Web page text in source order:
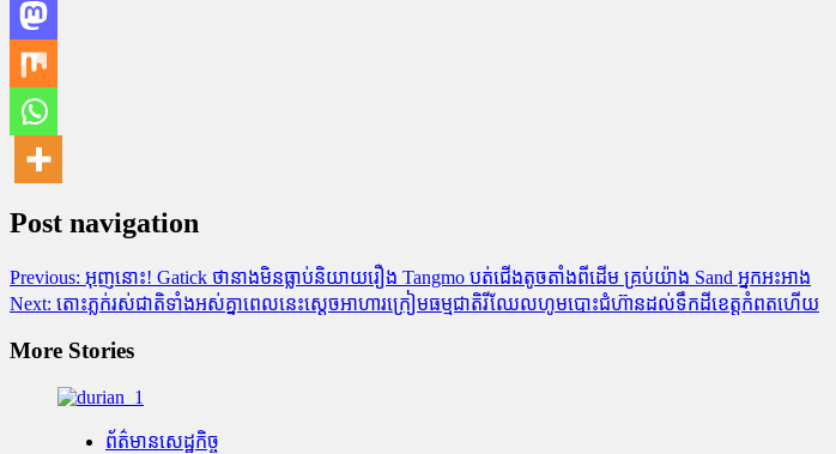
Post navigation
Previous: អុញនោះ! Gatick ថានាងមិនធ្លាប់និយាយរឿង Tangmo បត់ជើងតូចតាំងពីដើម គ្រប់យ៉ាង Sand អ្នកអះអាង
Next: តោះភ្លក់រស់ជាតិទាំងអស់គ្នាពេលនេះស្តេចអាហារក្រៀមធម្មជាតិរីឈែលហូមបោះជំហ៊ានដល់ទឹកដីខេត្តកំពតហើយ
More Stories
ព័ត៌មានសេដ្ឋកិច្ច